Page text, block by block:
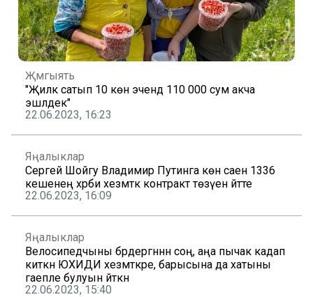
Җәмгыять
"Җиләк сатып 10 көн эчендә 110 000 сум акча
эшләдек"
22.06.2023, 16:23
Яңалыклар
Сергей Шойгу Владимир Путинга көн саен 1336
кешенең хәрби хезмәткә контракт төзүен әйтте
22.06.2023, 16:09
Яңалыклар
Велосипедчыны бәрдергәннән соң, аңа пычак кадап
киткән ЮХИДИ хезмәткәре, барысына да хатыны
гаепле булуын әйткән
22.06.2023, 15:40